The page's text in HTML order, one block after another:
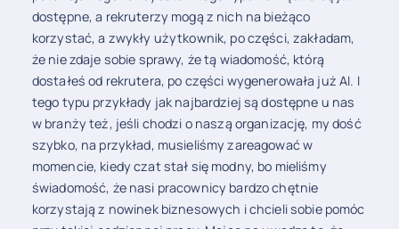
dostępne, a rekruterzy mogą z nich na bieżąco
korzystać, a zwykły użytkownik, po części, zakładam,
że nie zdaje sobie sprawy, że tą wiadomość, którą
dostałeś od rekrutera, po części wygenerowała już AI. I
tego typu przykłady jak najbardziej są dostępne u nas
w branży też, jeśli chodzi o naszą organizację, my dość
szybko, na przykład, musieliśmy zareagować w
momencie, kiedy czat stał się modny, bo mieliśmy
świadomość, że nasi pracownicy bardzo chętnie
korzystają z nowinek biznesowych i chcieli sobie pomóc